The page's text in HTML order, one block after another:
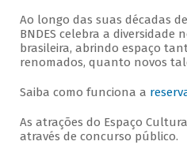
Ao longo das suas décadas
BNDES celebra a diversidade
brasileira, abrindo espaço
renomados, quanto novos
Saiba como funciona a
As atrações do Espaço
através de concurso público.